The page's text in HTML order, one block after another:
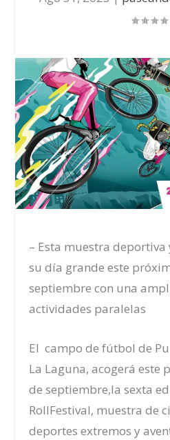
– Esta muestra
su día grande este
septiembre con una
actividades paralelas
El campo de fútbol de
La Laguna, acogerá este
de septiembre,la sexta
RollFestival, muestra de
deportes extremos y